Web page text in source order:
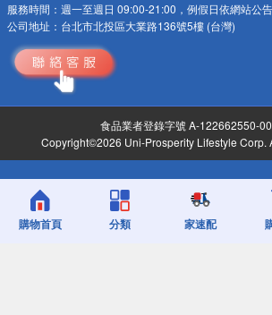
服務時間： 週一至週日 09:00-21:00，例假日依網站公
公司地址： 台北市北投區大業路136號5樓 (台灣)
食品業者登錄字號 A-122662550-
Copyright©2026 Uni-Prosperity Lifestyle Corp.
購物首頁 分類 家速配